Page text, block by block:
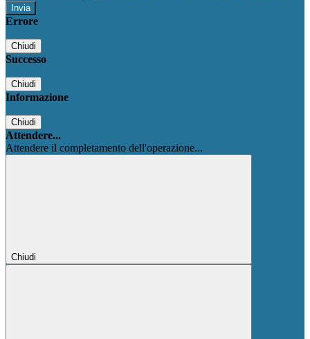
Errore
Chiudi
Successo
Chiudi
Informazione
Chiudi
Attendere...
Attendere il completamento dell'operazione...
Chiudi